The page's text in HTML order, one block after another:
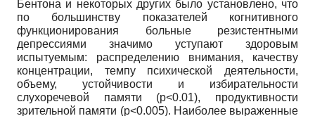
Бентона и некоторых других было установлено, что
по большинству показателей когнитивного
функционирования больные резистентными
депрессиями значимо уступают здоровым
испытуемым: распределению внимания, качеству
концентрации, темпу психической деятельности,
объему, устойчивости и избирательности
слухоречевой памяти (p<0.01), продуктивности
зрительной памяти (p<0.005). Наиболее выраженные